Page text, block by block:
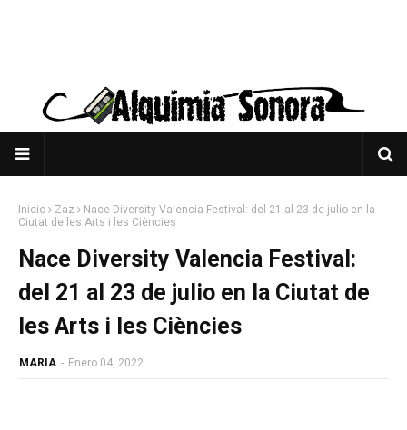
Inicio Zaz
Nace Diversity Valencia Festival: del 21 al 23 de julio en la
Ciutat de les Arts i les Ciències
Nace Diversity Valencia Festival:
del 21 al 23 de julio en la Ciutat de
les Arts i les Ciències
MARIA - Enero 04, 2022